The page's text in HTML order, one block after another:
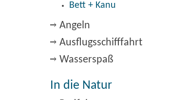
Bett + Kanu
Angeln
Ausflugsschifffahrt
Wasserspaß
In die Natur